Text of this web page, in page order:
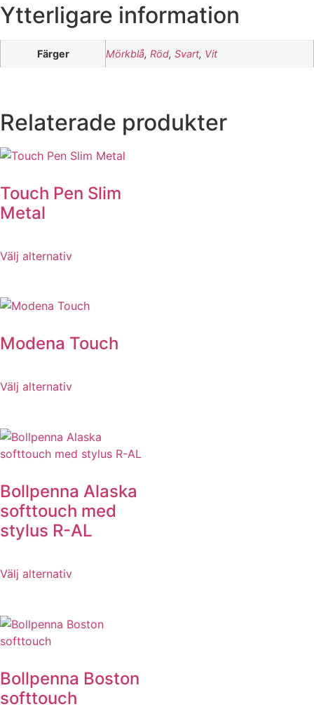
Ytterligare information
Färger Mörkblå, Röd, Svart, Vit
Relaterade produkter
Touch Pen Slim
Metal
Välj alternativ
Modena Touch
Välj alternativ
Bollpenna Alaska
softtouch med
stylus R-AL
Välj alternativ
Bollpenna Boston
softtouch